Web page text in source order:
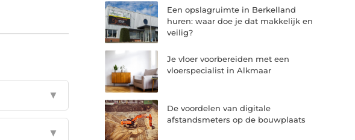
▼
▼
Een opslagruimte in Berkelland
huren: waar doe je dat makkelijk en
veilig?
Je vloer voorbereiden met een
vloerspecialist in Alkmaar
De voordelen van digitale
afstandsmeters op de bouwplaats